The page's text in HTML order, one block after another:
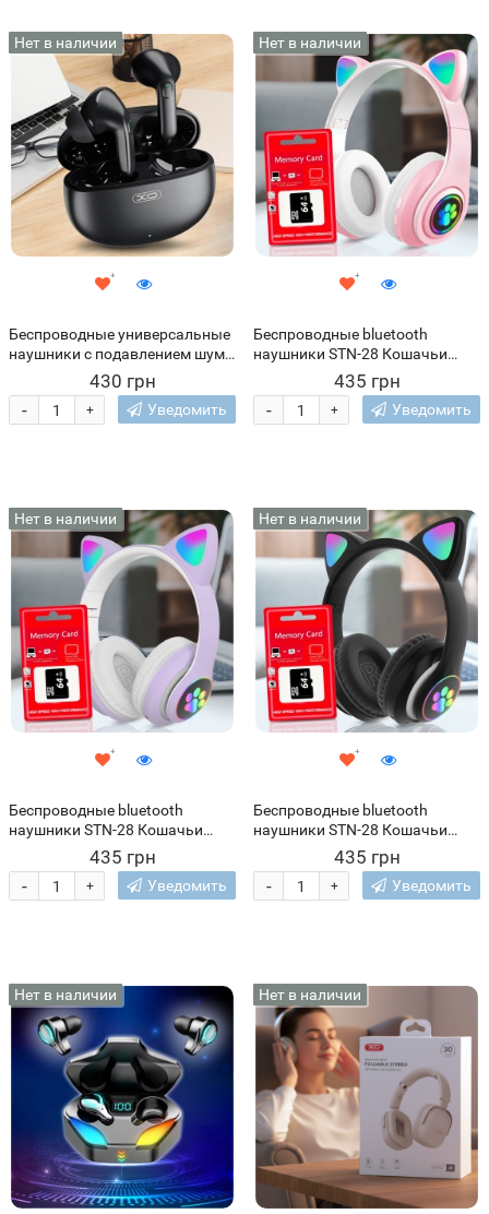
Нет в наличии
Беспроводные универсальные
наушники с подавлением шума
и Bluetooth 5.3 XO TWS G17
Stereo ANC+ENC Черный (AX)
430 грн
+
- Уведомить
Нет в наличии
Беспроводные bluetooth
наушники STN-28 Кошачьи
ушки светящиеся + карта
памяти на 64 Гб, Розовые
435 грн
+
- Уведомить
Нет в наличии
Беспроводные bluetooth
наушники STN-28 Кошачьи
ушки светящиеся + карта
памяти на 64 Гб, Фиолетовые
435 грн
+
- Уведомить
Нет в наличии
Беспроводные bluetooth
наушники STN-28 Кошачьи
ушки светящиеся + карта
памяти на 64 Гб, Черные
435 грн
+
- Уведомить
Нет в наличии Нет в наличии